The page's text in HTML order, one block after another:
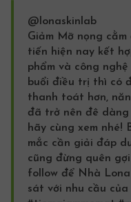
@lonaskinlab
Giảm
Mỡ nọng cằm
tiến hiện nay kết
phẩm và công
buổi điều trị thì có
thanh toát hơn,
đã trở nên đê dàng
hãy cùng xem
mắc cần giải đáp
cũng đừng quên
follow để Nhà
sát với nhu cầu của